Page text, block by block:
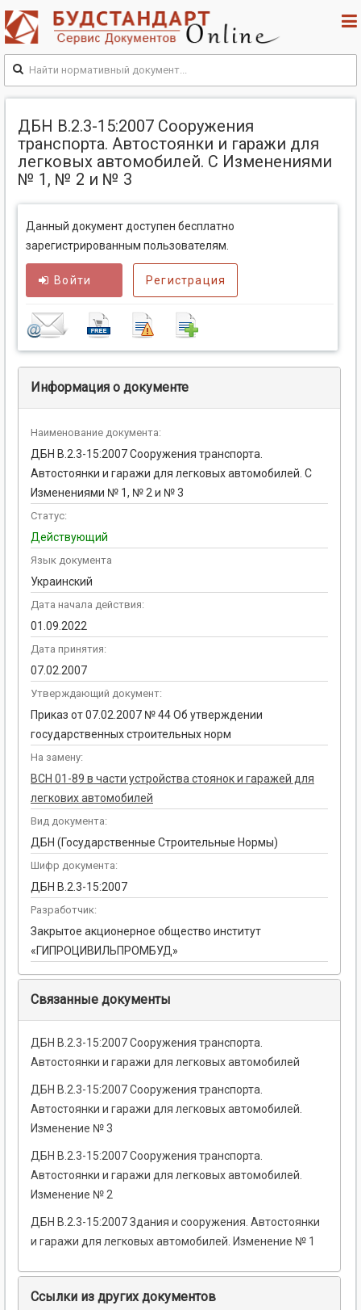
ДБН В.2.3-15:2007 Сооружения
транспорта. Автостоянки и гаражи для
легковых автомобилей. С Изменениями
№ 1, № 2 и № 3
Данный документ доступен бесплатно
зарегистрированным пользователям.
Войти Регистрация
Информация о документе
Наименование документа:
ДБН В.2.3-15:2007 Сооружения транспорта.
Автостоянки и гаражи для легковых автомобилей. С
Изменениями № 1, № 2 и № 3
Статус:
Действующий
Язык документа
Украинский
Дата начала действия:
01.09.2022
Дата принятия:
07.02.2007
Утверждающий документ:
Приказ от 07.02.2007 № 44 Об утверждении
государственных строительных норм
На замену:
ВСН 01-89 в части устройства стоянок и гаражей для
легкових автомобилей
Вид документа:
ДБН (Государственные Строительные Нормы)
Шифр документа:
ДБН В.2.3-15:2007
Разработчик:
Закрытое акционерное общество институт
«ГИПРОЦИВИЛЬПРОМБУД»
Связанные документы
ДБН В.2.3-15:2007 Сооружения транспорта.
Автостоянки и гаражи для легковых автомобилей
ДБН В.2.3-15:2007 Сооружения транспорта.
Автостоянки и гаражи для легковых автомобилей.
Изменение № 3
ДБН В.2.3-15:2007 Сооружения транспорта.
Автостоянки и гаражи для легковых автомобилей.
Изменение № 2
ДБН В.2.3-15:2007 Здания и сооружения. Автостоянки
и гаражи для легковых автомобилей. Изменение № 1
Ссылки из других документов